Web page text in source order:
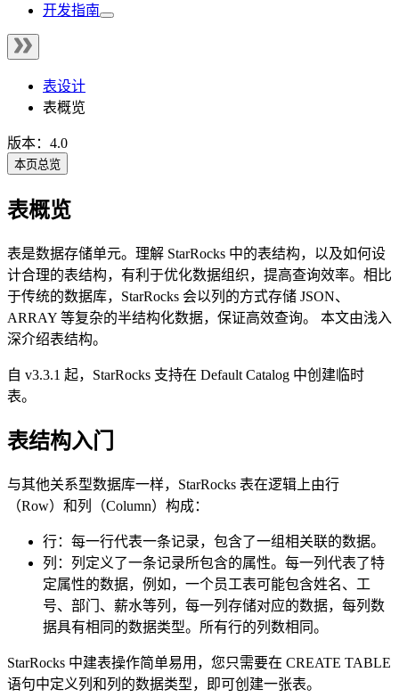
开发指南
表设计
表概览
版本：4.0
本页总览
表概览
表是数据存储单元。理解 StarRocks 中的表结构，以及如何设
计合理的表结构，有利于优化数据组织，提高查询效率。相比
于传统的数据库，StarRocks 会以列的方式存储 JSON、
ARRAY 等复杂的半结构化数据，保证高效查询。 本文由浅入
深介绍表结构。
自 v3.3.1 起，StarRocks 支持在 Default Catalog 中创建临时
表。
表结构入门
与其他关系型数据库一样，StarRocks 表在逻辑上由行
（Row）和列（Column）构成：
行：每一行代表一条记录，包含了一组相关联的数据。
列：列定义了一条记录所包含的属性。每一列代表了特
定属性的数据，例如，一个员工表可能包含姓名、工
号、部门、薪水等列，每一列存储对应的数据，每列数
据具有相同的数据类型。所有行的列数相同。
StarRocks 中建表操作简单易用，您只需要在 CREATE TABLE
语句中定义列和列的数据类型，即可创建一张表。